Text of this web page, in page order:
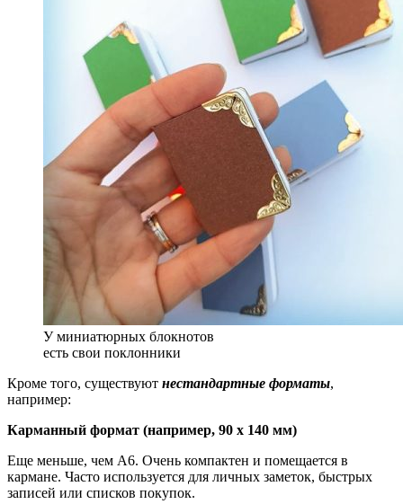
У миниатюрных блокнотов
есть свои поклонники
Кроме того, существуют нестандартные форматы,
например:
Карманный формат (например, 90 x 140 мм)
Еще меньше, чем A6. Очень компактен и помещается в
кармане. Часто используется для личных заметок, быстрых
записей или списков покупок.